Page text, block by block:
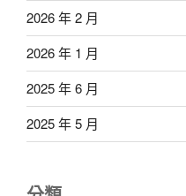
2026 年 2 月
2026 年 1 月
2025 年 6 月
2025 年 5 月